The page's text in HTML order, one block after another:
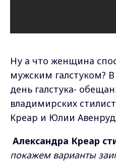
Ну а что женщина
мужским галстуком?
день галстука-
владимирских
Креар и Юлии
Александра Креар
покажем варианты